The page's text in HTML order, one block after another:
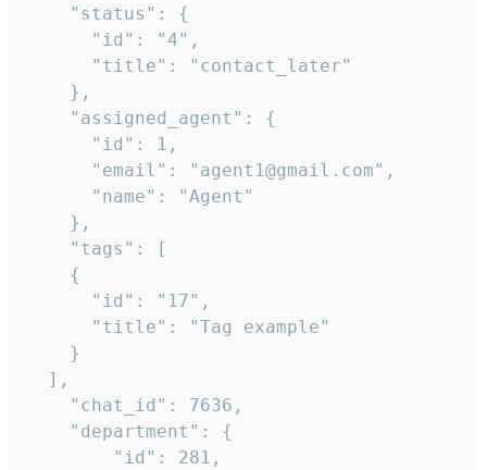
    "status": {
      "id": "4",
      "title": "contact_later"
    },
    "assigned_agent": {
      "id": 1,
      "email": "agent1@gmail.com",
      "name": "Agent"
    },
    "tags": [
    {
      "id": "17",
      "title": "Tag example"
    }
  ],
    "chat_id": 7636,
    "department": {
        "id": 281,